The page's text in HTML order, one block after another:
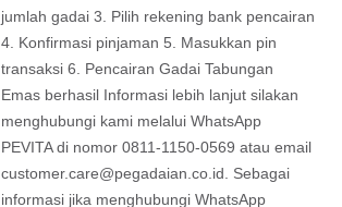
jumlah gadai 3. Pilih rekening bank pencairan
4. Konfirmasi pinjaman 5. Masukkan pin
transaksi 6. Pencairan Gadai Tabungan
Emas berhasil Informasi lebih lanjut silakan
menghubungi kami melalui WhatsApp
PEVITA di nomor 0811-1150-0569 atau email
customer.care@pegadaian.co.id . Sebagai
informasi jika menghubungi WhatsApp